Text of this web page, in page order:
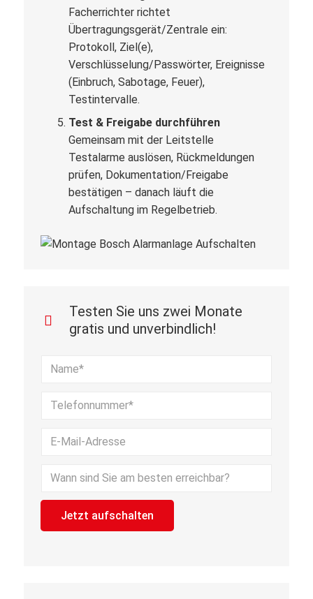
Facherrichter richtet
Übertragungsgerät/Zentrale ein:
Protokoll, Ziel(e),
Verschlüsselung/Passwörter, Ereignisse
(Einbruch, Sabotage, Feuer),
Testintervalle.
Test & Freigabe durchführen
Gemeinsam mit der Leitstelle
Testalarme auslösen, Rückmeldungen
prüfen, Dokumentation/Freigabe
bestätigen – danach läuft die
Aufschaltung im Regelbetrieb.
Testen Sie uns zwei Monate
gratis und unverbindlich!
Bitte lasse dieses Feld leer.